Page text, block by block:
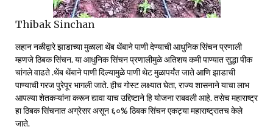
Thibak Sinchan
लहान नळीद्वारे झाडाच्या मुळाला थेंब थेंबाने पाणी देण्याची आधुनिक सिंचन प्रणाली
म्हणजे ठिबक सिंचन. या आधुनिक सिंचन प्रणालीमुळे अतिशय कमी पाण्यात सुद्धा पीक
चांगले वाढते .थेंब थेंबाने पाणी दिल्यामुळे पाणी थेट मुळापर्यंत जाते आणि झाडाची
पाण्याची गरज पुरेपूर भागली जाते. हीच गोस्ट लक्ष्यात घेता, राज्य शासनाने याचा लाभ
आपल्या शेतकऱ्यांना करून द्यावा याच उद्दिष्टाने हि योजना राबवली आहे. तसेच महाराष्ट्र
हा ठिबक सिंचनात अग्रेसर असून ६०% ठिबक सिंचन एकट्या महाराष्ट्रातच केले
जाते.